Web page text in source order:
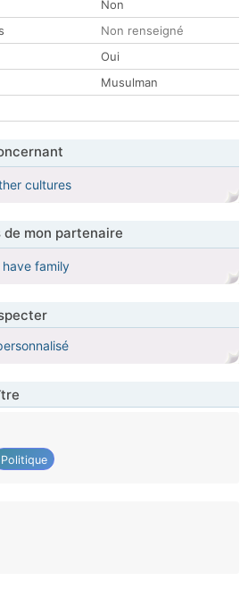
Non
Non renseigné
Oui
Musulman
cultures
mon partenaire
family
Politique